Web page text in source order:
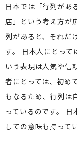
日本では「行列があ
店」という考え方が
列があると、それだ
す。 日本人にとって
いう表現は人気や信
者にとっては、初め
もなるため、行列は
っているのです。
しての意味も持って